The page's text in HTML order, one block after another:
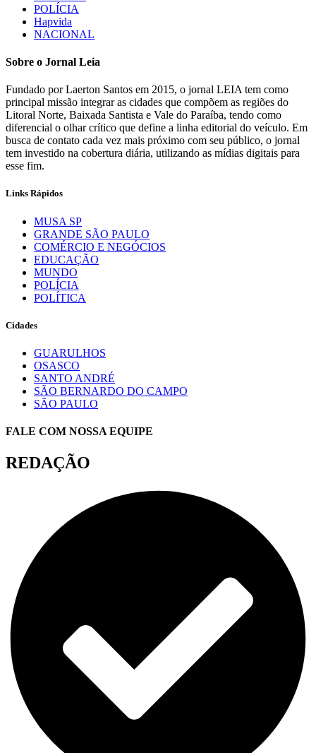
POLÍCIA
Hapvida
NACIONAL
Sobre o Jornal Leia
Fundado por Laerton Santos em 2015, o jornal LEIA tem como
principal missão integrar as cidades que compõem as regiões do
Litoral Norte, Baixada Santista e Vale do Paraíba, tendo como
diferencial o olhar crítico que define a linha editorial do veículo. Em
busca de contato cada vez mais próximo com seu público, o jornal
tem investido na cobertura diária, utilizando as mídias digitais para
esse fim.
Links Rápidos
MUSA SP
GRANDE SÃO PAULO
COMÉRCIO E NEGÓCIOS
EDUCAÇÃO
MUNDO
POLÍCIA
POLÍTICA
Cidades
GUARULHOS
OSASCO
SANTO ANDRÉ
SÃO BERNARDO DO CAMPO
SÃO PAULO
FALE COM NOSSA EQUIPE
REDAÇÃO